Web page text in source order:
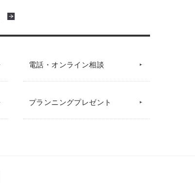
電話・オンライン相談
プランニングプレゼント